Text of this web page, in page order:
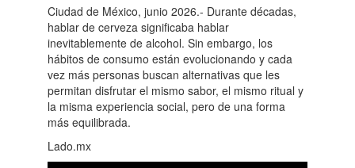
Ciudad de México, junio 2026.- Durante décadas,
hablar de cerveza significaba hablar
inevitablemente de alcohol. Sin embargo, los
hábitos de consumo están evolucionando y cada
vez más personas buscan alternativas que les
permitan disfrutar el mismo sabor, el mismo ritual y
la misma experiencia social, pero de una forma
más equilibrada.
Lado.mx